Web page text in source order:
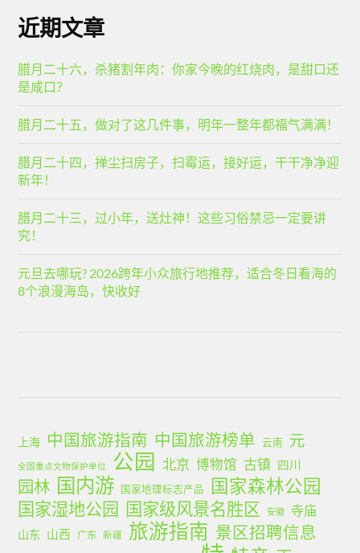
近期文章
腊月二十六，杀猪割年肉：你家今晚的红烧肉，是甜口还
是咸口？
腊月二十五，做对了这几件事，明年一整年都福气满满！
腊月二十四，掸尘扫房子，扫霉运，接好运，干干净净迎
新年！
腊月二十三，过小年，送灶神！这些习俗禁忌一定要讲
究！
元旦去哪玩? 2026跨年小众旅行地推荐，适合冬日看海的
8个浪漫海岛，快收好
上海 中国旅游指南 中国旅游榜单 云南 元
全国重点文物保护单位 公园 北京 博物馆 古镇 四川
园林 国内游 国家地理标志产品 国家森林公园
国家湿地公园 国家级风景名胜区 安徽 寺庙
山东 山西 广东 新疆 旅游指南 景区招聘信息